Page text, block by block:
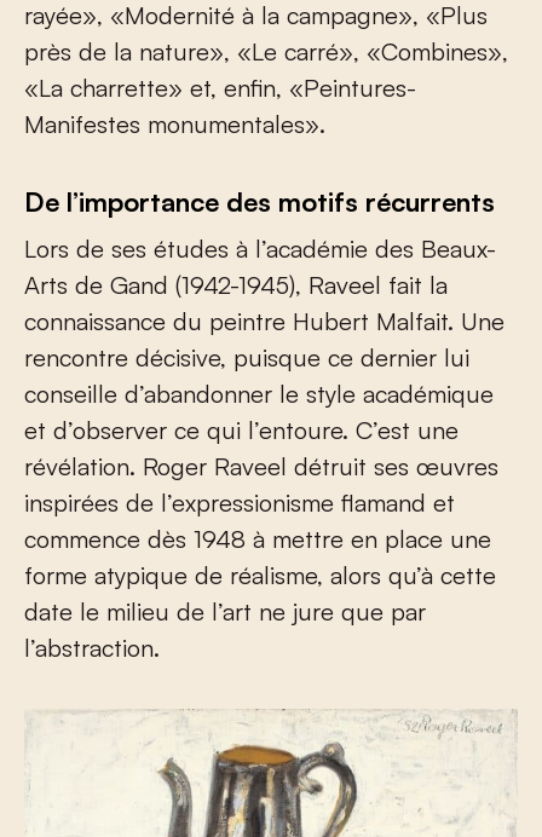
rayée», «Modernité à la campagne», «Plus
près de la nature», «Le carré», «Combines»,
«La charrette» et, enfin, «Peintures-
Manifestes monumentales».
De l’importance des motifs récurrents
Lors de ses études à l’académie des Beaux-
Arts de Gand (1942-1945), Raveel fait la
connaissance du peintre Hubert Malfait. Une
rencontre décisive, puisque ce dernier lui
conseille d’abandonner le style académique
et d’observer ce qui l’entoure. C’est une
révélation. Roger Raveel détruit ses œuvres
inspirées de l’expressionisme flamand et
commence dès 1948 à mettre en place une
forme atypique de réalisme, alors qu’à cette
date le milieu de l’art ne jure que par
l’abstraction.